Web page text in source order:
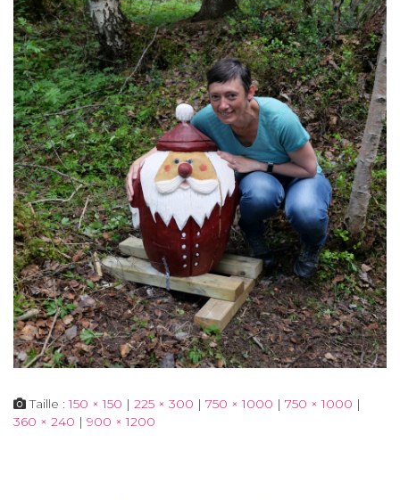
Taille :150 × 150 | 225 × 300 | 750 × 1000 | 750 × 1000 |
360 × 240 | 900 × 1200